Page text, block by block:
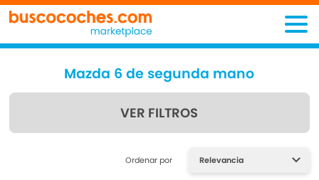
Mazda 6 de segunda mano
VER FILTROS
Encuentra lo que estás
Ordenar por